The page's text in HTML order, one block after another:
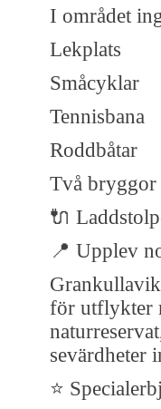
I området
Lekplats
Småcyklar
Tennisbana
Roddbåtar
Två bryggor
🔌
📍 Upplev
för utflykter
sevärdheter
⭐